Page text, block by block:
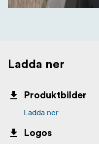
Ladda ner
Produktbilder
Ladda ner
Logos